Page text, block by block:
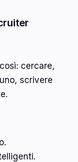
cercare,
scrivere